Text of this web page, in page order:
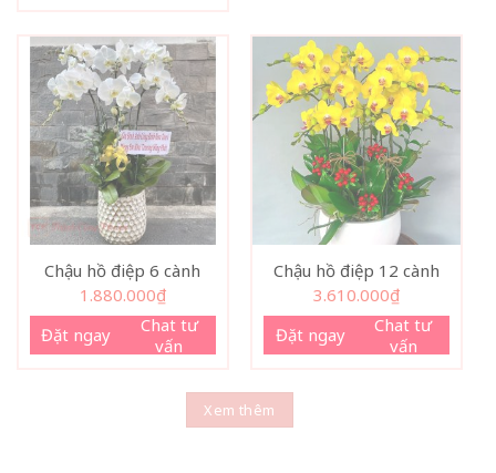
Chậu hồ điệp 6 cành
1.880.000₫
Đặt ngay
Chat tư
vấn
Chậu hồ điệp 12 cành
3.610.000₫
Đặt ngay
Chat tư
vấn
Xem thêm